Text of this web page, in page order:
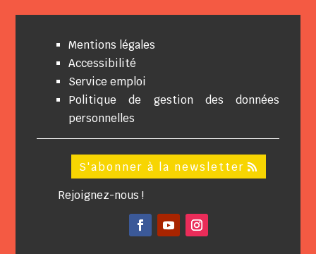
Mentions légales
Accessibilité
Service emploi
Politique de gestion des données
personnelles
S'abonner à la newsletter
Rejoignez-nous !